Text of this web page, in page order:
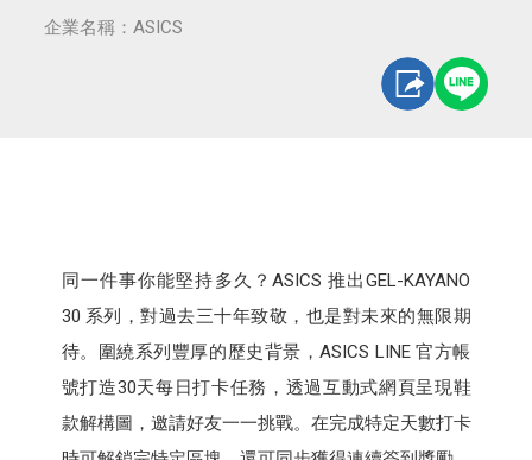
企業名稱：ASICS
同一件事你能堅持多久？ASICS 推出GEL-KAYANO
30 系列，對過去三十年致敬，也是對未來的無限期
待。圍繞系列豐厚的歷史背景，ASICS LINE 官方帳
號打造30天每日打卡任務，透過互動式網頁呈現鞋
款解構圖，邀請好友一一挑戰。在完成特定天數打卡